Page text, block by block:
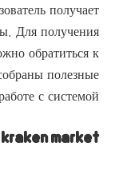
получает
Для получения
обратиться к
полезные
с системой.
market